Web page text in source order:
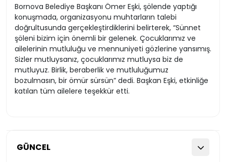
GÜNCEL
Bornova Belediye Başkanı Ömer Eşki, şölende yaptığı
konuşmada, organizasyonu muhtarların talebi
doğrultusunda gerçekleştirdiklerini belirterek, “Sünnet
şöleni bizim için önemli bir gelenek. Çocuklarımız ve
ailelerinin mutluluğu ve mennuniyeti gözlerine yansımış.
Sizler mutluysanız, çocuklarımız mutluysa biz de
mutluyuz. Birlik, beraberlik ve mutluluğumuz
bozulmasın, bir ömür sürsün” dedi. Başkan Eşki, etkinliğe
katılan tüm ailelere teşekkür etti.